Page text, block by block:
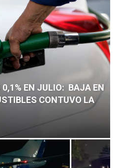
0,1% EN JULIO: BAJA EN
CONTUVO LA